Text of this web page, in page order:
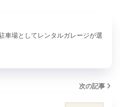
車場としてレンタルガレージが選
次の記事